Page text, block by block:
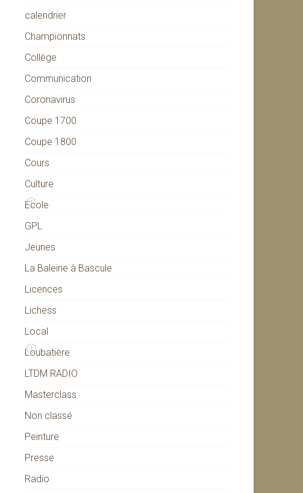
calendrier
Championnats
Collège
Communication
Coronavirus
Coupe 1700
Coupe 1800
Cours
Culture
Ecole
GPL
Jeunes
La Baleine à Bascule
Licences
Lichess
Local
Loubatière
LTDM RADIO
Masterclass
Non classé
Peinture
Presse
Radio